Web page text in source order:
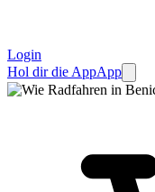
Login
Hol dir die AppApp